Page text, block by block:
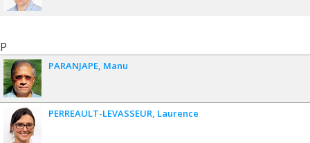
P
PARANJAPE Manu
PERREAULT-LEVASSEUR Laurence